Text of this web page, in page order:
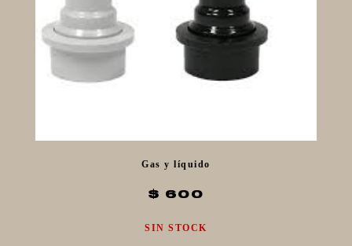
Gas y líquido
$ 600
SIN STOCK